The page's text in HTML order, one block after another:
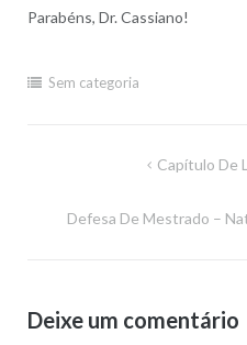
Parabéns, Dr. Cassiano!
Sem categoria
Navegação
Post
Capítulo De
Defesa De Mestrado –
Deixe um comentário